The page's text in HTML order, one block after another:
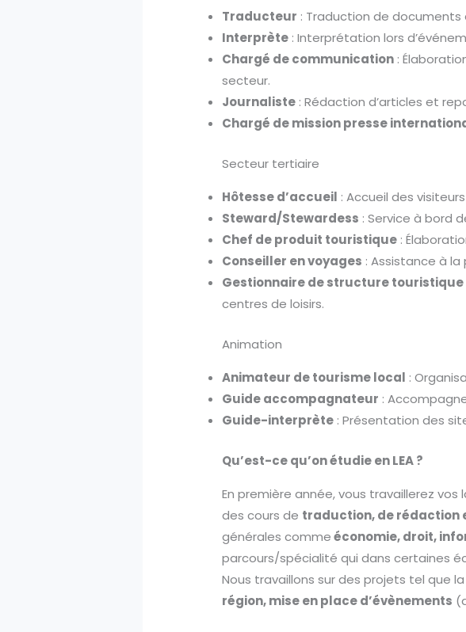
Traducteur : Traduction de
Interprète : Interprétation lors
Chargé de communication :
secteur.
Journaliste : Rédaction d’articles et
Chargé de mission presse
Secteur tertiaire
Hôtesse d’accueil : Accueil des
Steward/Stewardess : Service à bord
Chef de produit touristique :
Conseiller en voyages : Assistance à
Gestionnaire de structure touristique
centres de loisirs.
Animation
Animateur de tourisme local :
Guide accompagnateur :
Guide-interprète : Présentation des
Qu’est-ce qu’on étudie en LEA ?
En première année, vous travaillerez
des cours de traduction, de rédaction
générales commeéconomie, droit,
parcours/spécialité qui dans certaines
Nous travaillons sur des projets tel que la
région, mise en place d’évènements